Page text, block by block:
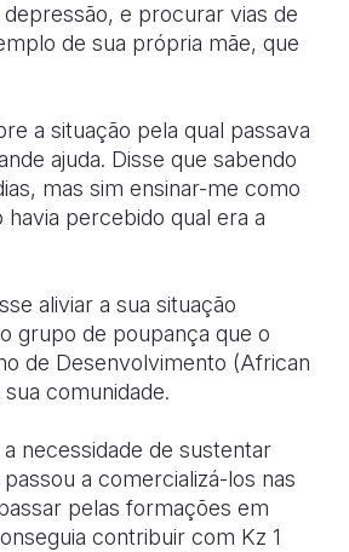
e procurar vias de
de sua própria mãe, que
a situação pela qual passava
ajuda. Disse que sabendo
mas sim ensinar-me como
percebido qual era a
aliviar a sua situação
grupo de poupança que o
de Desenvolvimento (African
comunidade.
necessidade de sustentar
a comercializá-los nas
pelas formações em
contribuir com Kz 1